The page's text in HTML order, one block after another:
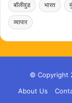
बॉलीवुड भारत
व्यापार
© Copyright
About Us